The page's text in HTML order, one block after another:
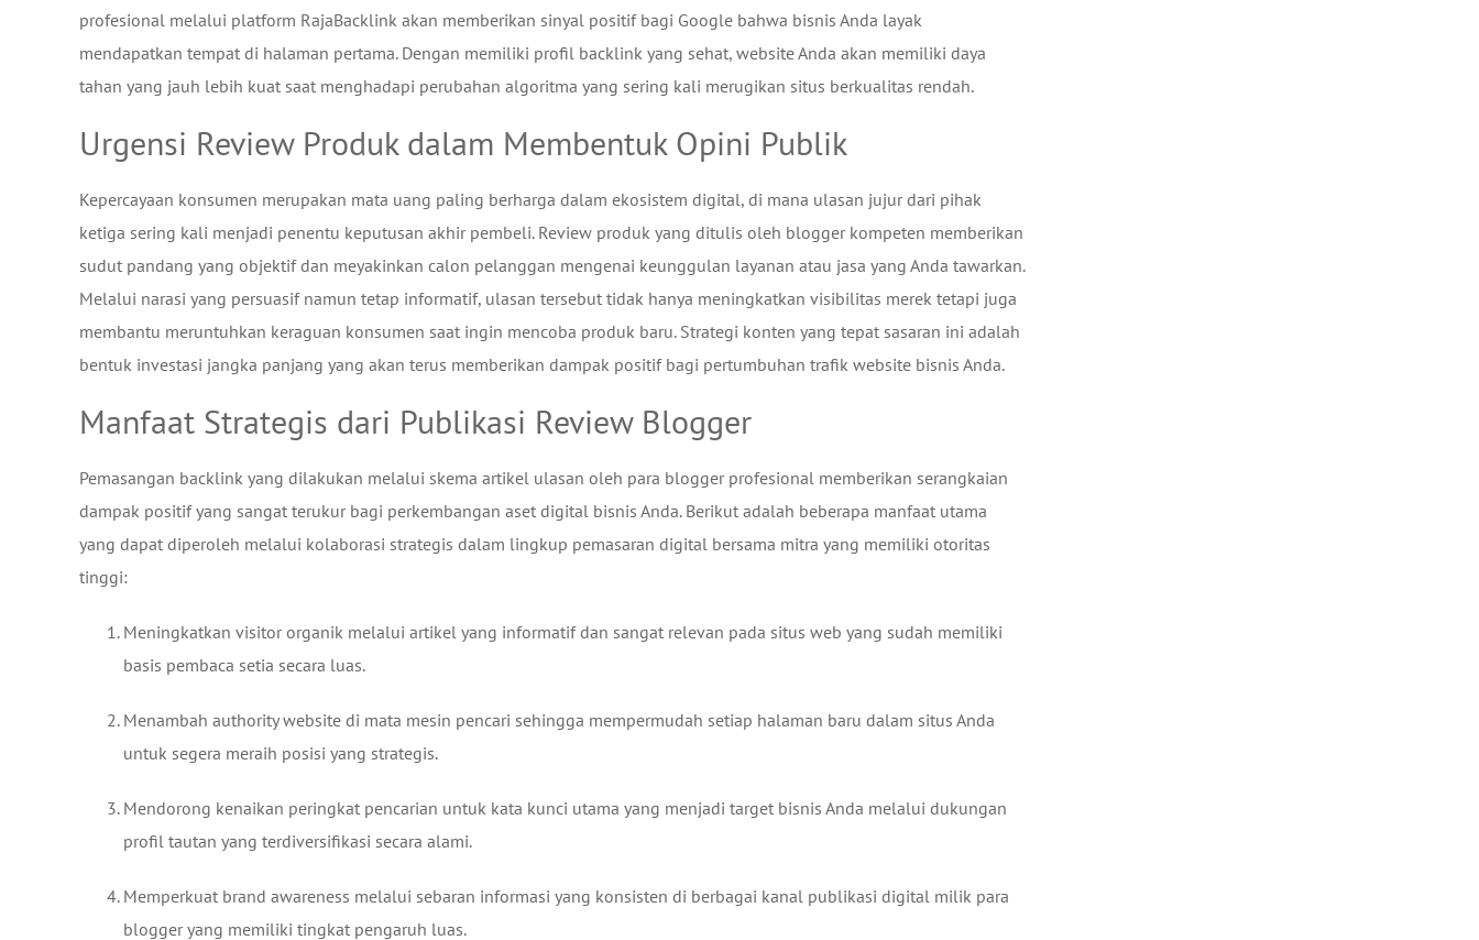
profesional melalui platform RajaBacklink akan memberikan sinyal positif bagi Google bahwa bisnis Anda layak
mendapatkan tempat di halaman pertama. Dengan memiliki profil backlink yang sehat, website Anda akan memiliki daya
tahan yang jauh lebih kuat saat menghadapi perubahan algoritma yang sering kali merugikan situs berkualitas rendah.
Urgensi Review Produk dalam Membentuk Opini Publik
Kepercayaan konsumen merupakan mata uang paling berharga dalam ekosistem digital, di mana ulasan jujur dari pihak
ketiga sering kali menjadi penentu keputusan akhir pembeli. Review produk yang ditulis oleh blogger kompeten memberikan
sudut pandang yang objektif dan meyakinkan calon pelanggan mengenai keunggulan layanan atau jasa yang Anda tawarkan.
Melalui narasi yang persuasif namun tetap informatif, ulasan tersebut tidak hanya meningkatkan visibilitas merek tetapi juga
membantu meruntuhkan keraguan konsumen saat ingin mencoba produk baru. Strategi konten yang tepat sasaran ini adalah
bentuk investasi jangka panjang yang akan terus memberikan dampak positif bagi pertumbuhan trafik website bisnis Anda.
Manfaat Strategis dari Publikasi Review Blogger
Pemasangan backlink yang dilakukan melalui skema artikel ulasan oleh para blogger profesional memberikan serangkaian
dampak positif yang sangat terukur bagi perkembangan aset digital bisnis Anda. Berikut adalah beberapa manfaat utama
yang dapat diperoleh melalui kolaborasi strategis dalam lingkup pemasaran digital bersama mitra yang memiliki otoritas
tinggi:
Meningkatkan visitor organik melalui artikel yang informatif dan sangat relevan pada situs web yang sudah memiliki
basis pembaca setia secara luas.
Menambah authority website di mata mesin pencari sehingga mempermudah setiap halaman baru dalam situs Anda
untuk segera meraih posisi yang strategis.
Mendorong kenaikan peringkat pencarian untuk kata kunci utama yang menjadi target bisnis Anda melalui dukungan
profil tautan yang terdiversifikasi secara alami.
Memperkuat brand awareness melalui sebaran informasi yang konsisten di berbagai kanal publikasi digital milik para
blogger yang memiliki tingkat pengaruh luas.